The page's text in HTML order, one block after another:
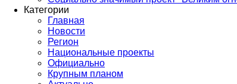
Категории
Главная
Новости
Регион
Национальные проекты
Официально
Крупным планом